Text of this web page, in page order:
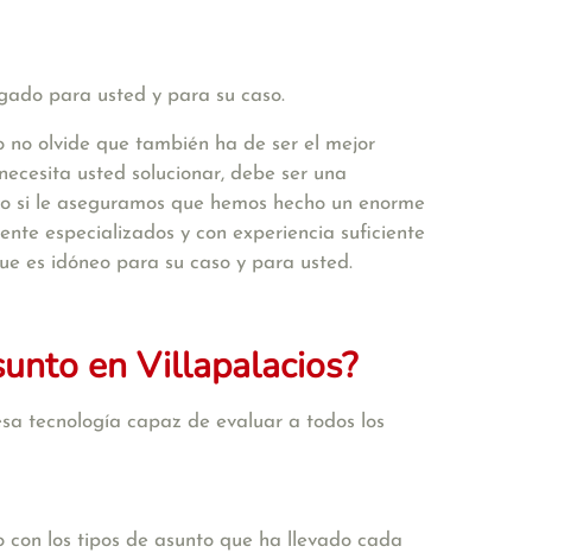
para usted y para su caso.
olvide que también ha de ser el mejor
usted solucionar, debe ser una
le aseguramos que hemos hecho un enorme
especializados y con experiencia suficiente
es idóneo para su caso y para usted.
en Villapalacios?
tecnología capaz de evaluar a todos los
con los tipos de asunto que ha llevado cada